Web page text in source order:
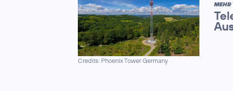
Credits: Phoenix Tower Germany
MEHR